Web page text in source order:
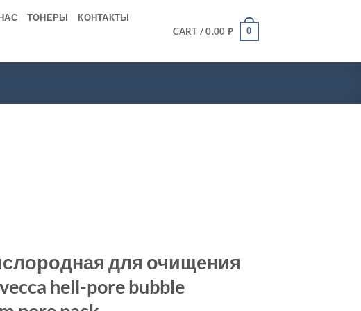
ТОНЕРЫ КОНТАКТЫ
CART /0.00 ₽ 0
для очищения
hell-pore bubble